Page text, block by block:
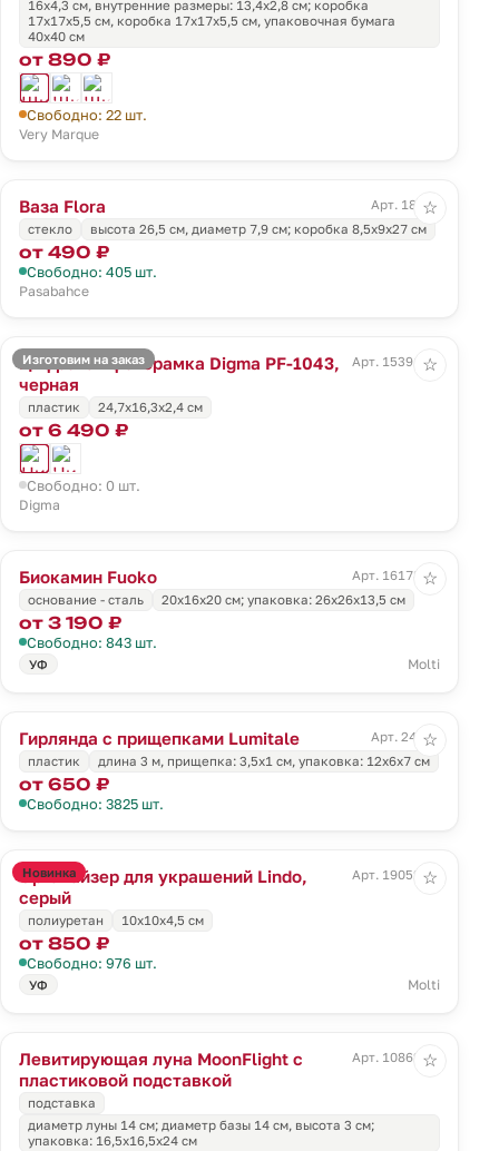
16х4,3 см, внутренние размеры: 13,4x2,8 см; коробка
17х17х5,5 см, коробка 17х17х5,5 см, упаковочная бумага
40х40 см
от 890 ₽
Свободно: 22 шт.
Very Marque
Ваза Flora
Арт. 18007
стекло
высота 26,5 см, диаметр 7,9 см; коробка 8,5x9x27 см
от 490 ₽
Свободно: 405 шт.
Pasabahce
☆
Изготовим на заказ
Цифровая фоторамка Digma PF-1043,
черная
Арт. 15391.30
пластик 24,7х16,3х2,4 см
от 6 490 ₽
Свободно: 0 шт.
Digma
☆
Биокамин Fuoko
Арт. 16178.30
основание - сталь
20х16x20 см; упаковка: 26x26x13,5 см
от 3 190 ₽
Свободно: 843 шт.
УФ Molti
☆
Гирлянда с прищепками Lumitale
Арт. 24056
пластик
длина 3 м, прищепка: 3,5х1 см, упаковка: 12х6х7 см
от 650 ₽
Свободно: 3825 шт.
☆
Новинка
Органайзер для украшений Lindo,
серый
Арт. 19052.10
полиуретан 10x10x4,5 см
от 850 ₽
Свободно: 976 шт.
УФ Molti
☆
Левитирующая луна MoonFlight с
пластиковой подставкой
Арт. 10862.01
подставка
диаметр луны 14 см; диаметр базы 14 см, высота 3 см;
упаковка: 16,5x16,5x24 см
☆